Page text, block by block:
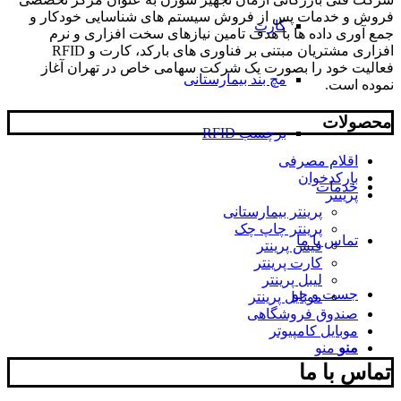
کارت
مچ بند بیمارستانی
برچسب RFID
خدمات
تماس با ما
جست و جو
منو منو
فروش و خدمات پس از فروش سیستم های شناسایی خودکار و
جمع آوری داده ها با هدف تامین نیازهای سخت افزاری و نرم
افزاری مشتریان مبتنی بر فناوری های بارکد، کارت و RFID
فعالیت خود را بصورت یک شرکت سهامی خاص در تهران آغاز
نموده است.
محصولات
اقلام مصرفی
بارکدخوان
پرینتر
پرینتر بیمارستانی
پرینتر چاپ چک
فیش پرینتر
کارت پرینتر
لیبل پرینتر
موبایل پرینتر
صندوق فروشگاهی
موبایل کامپیوتر
تماس با ما